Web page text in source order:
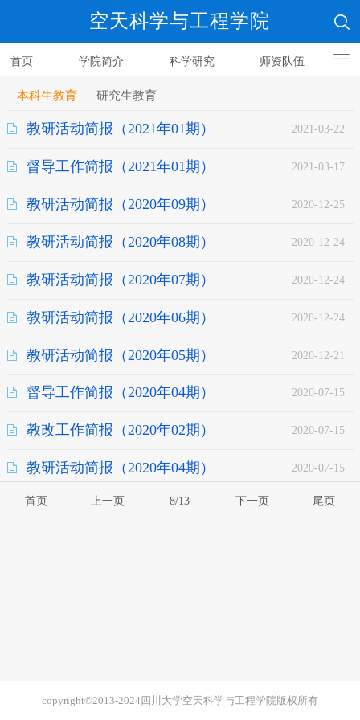
空天科学与工程学院
首页 学院简介 科学研究 师资队伍
人才培养
本科生教育 研究生教育
教研活动简报（2021年01期） 2021-03-22
督导工作简报（2021年01期） 2021-03-17
教研活动简报（2020年09期） 2020-12-25
教研活动简报（2020年08期） 2020-12-24
教研活动简报（2020年07期） 2020-12-24
教研活动简报（2020年06期） 2020-12-24
教研活动简报（2020年05期） 2020-12-21
督导工作简报（2020年04期） 2020-07-15
教改工作简报（2020年02期） 2020-07-15
教研活动简报（2020年04期） 2020-07-15
首页 上一页 8/13 下一页 尾页
copyright©2013-2024四川大学空天科学与工程学院版权所有